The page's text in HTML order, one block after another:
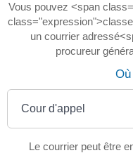
Vous pouvez <span
un courrier
procureur
Où
Cour d'appel
Le courrier peut être